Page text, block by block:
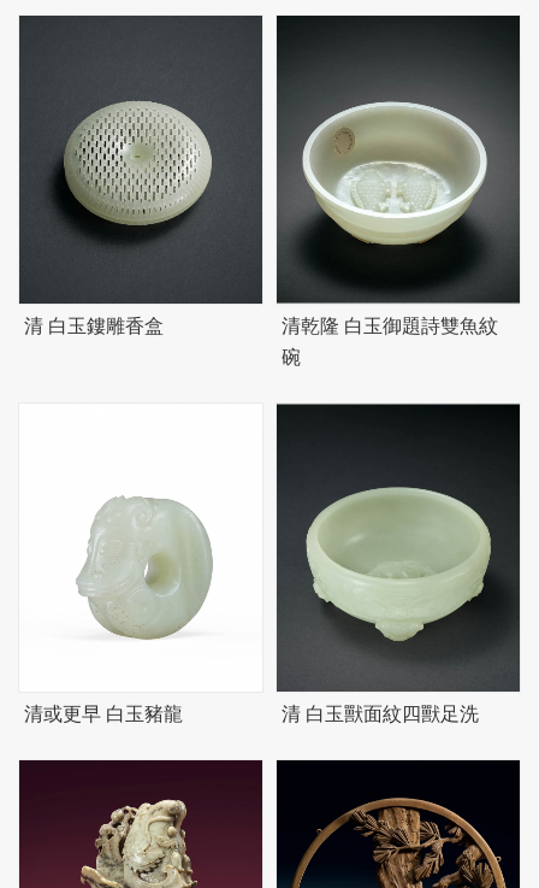
清 白玉鏤雕香盒
清乾隆 白玉御題詩雙魚紋
碗
清或更早 白玉豬龍 清 白玉獸面紋四獸足洗